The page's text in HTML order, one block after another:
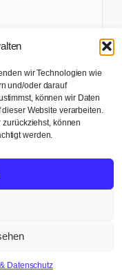
wir Technologien wie
und/oder darauf
können wir Daten
Website verarbeiten.
können
werden.
Datenschutz
praktische